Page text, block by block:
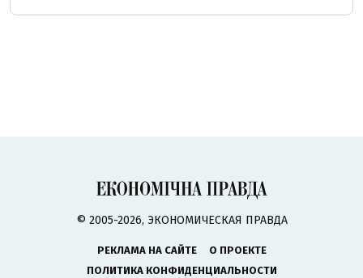
© 2005-2026, ЭКОНОМИЧЕСКАЯ ПРАВДА
РЕКЛАМА НА САЙТЕ
О ПРОЕКТЕ
ПОЛИТИКА КОНФИДЕНЦИАЛЬНОСТИ